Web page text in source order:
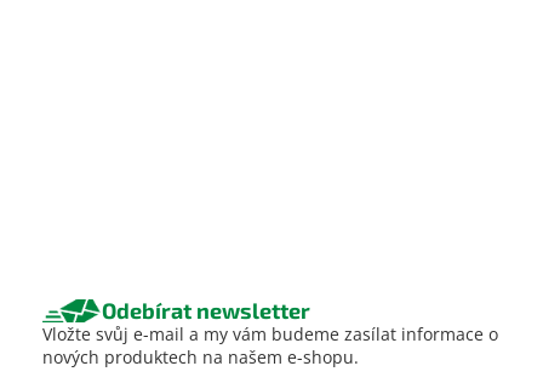
Odebírat newsletter
Vložte svůj e-mail a my vám budeme zasílat informace o
nových produktech na našem e-shopu.